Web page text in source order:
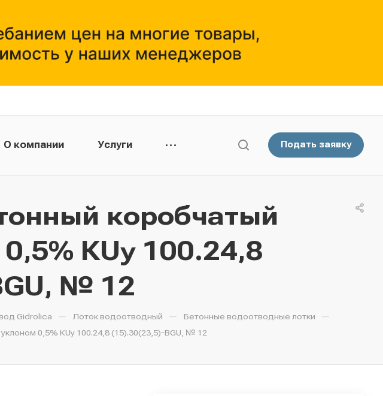
О компании Услуги Подать заявку
коробчатый
КUу 100.24,8
№ 12
Gidrolica — Лоток водоотводный — Бетонные водоотводные лотки —
0,5% КUу 100.24,8 (15).30(23,5)-BGU, № 12